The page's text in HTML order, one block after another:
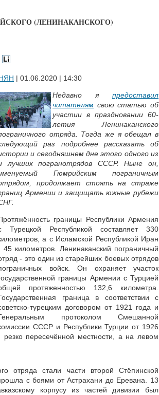
(ЛЕНИНАКАНСКОГО)
| 01.06.2020 | 14:30
Недавно я предоставил
читателям свою статью об
участии в праздновании 60-
летия Ленинаканского
отряда. Тогда же я обещал в
раз подробнее рассказать об
и сегодняшнем дне этого одного из
лучших погранотрядов СССР. Ныне он,
Гюмрийским пограничным
продолжает стоять на страже
Армении и защищать южные рубежи
границы Республики Армения
Турецкой Республикой составляет 330
а с Исламской Республикой Иран
45 километров. Ленинаканский пограничный
- это один из старейших боевых отрядов
войск. Он охраняет участок
границы Армении с Турцией
протяженностью 132,6 километра.
граница в соответствии с
турецким договором от 1921 года и
протоколом Смешанной
СССР и Республики Турции от 1926
пересечённой местности, а на левом
отряда стали части второй Стёпинской
с боями от Астрахани до Еревана. 13
корпусу из частей дивизии был